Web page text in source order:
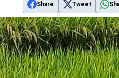
Share Tweet